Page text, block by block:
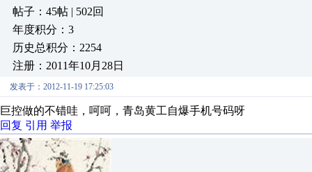
帖子：45帖 | 502回
年度积分：3
历史总积分：2254
注册：2011年10月28日
发表于：2012-11-19 17:25:03
巨控做的不错哇，呵呵，青岛黄工自爆手机号码呀
回复 引用 举报